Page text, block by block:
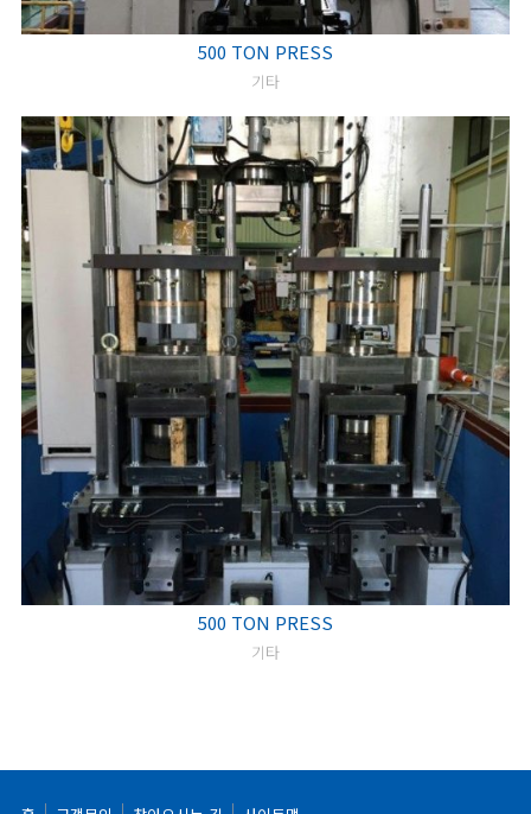
500 TON PRESS
기타
500 TON PRESS
기타